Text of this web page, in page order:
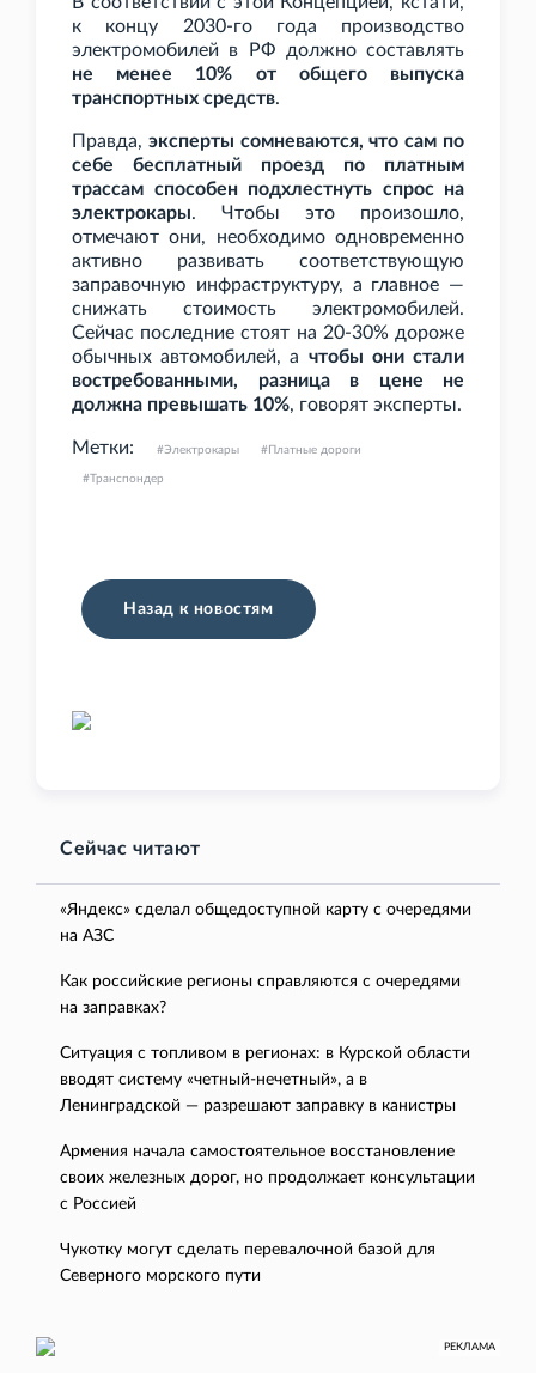
к концу 2030-го года производство
электромобилей в РФ должно составлять
не менее 10% от общего выпуска
транспортных средств.
Правда, эксперты сомневаются, что сам по
себе бесплатный проезд по платным
трассам способен подхлестнуть спрос на
электрокары. Чтобы это произошло,
отмечают они, необходимо одновременно
активно развивать соответствующую
заправочную инфраструктуру, а главное —
снижать стоимость электромобилей.
Сейчас последние стоят на 20-30% дороже
обычных автомобилей, а чтобы они стали
востребованными, разница в цене не
должна превышать 10%, говорят эксперты.
Метки: Электрокары Платные дороги
Транспондер
Назад к новостям
Сейчас читают
«Яндекс» сделал общедоступной карту с очередями
на АЗС
Как российские регионы справляются с очередями
на заправках?
Ситуация с топливом в регионах: в Курской области
вводят систему «четный-нечетный», а в
Ленинградской — разрешают заправку в канистры
Армения начала самостоятельное восстановление
своих железных дорог, но продолжает консультации
с Россией
Чукотку могут сделать перевалочной базой для
Северного морского пути
РЕКЛАМА